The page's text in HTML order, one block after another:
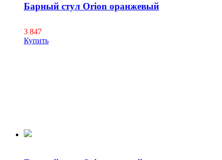
Барный стул Orion оранжевый
3 847
Купить